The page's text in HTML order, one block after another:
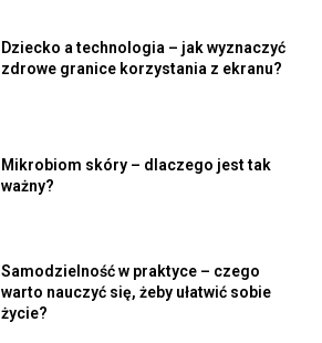
Dziecko a technologia – jak wyznaczyć
zdrowe granice korzystania z ekranu?
Mikrobiom skóry – dlaczego jest tak
ważny?
Samodzielność w praktyce – czego
warto nauczyć się, żeby ułatwić sobie
życie?